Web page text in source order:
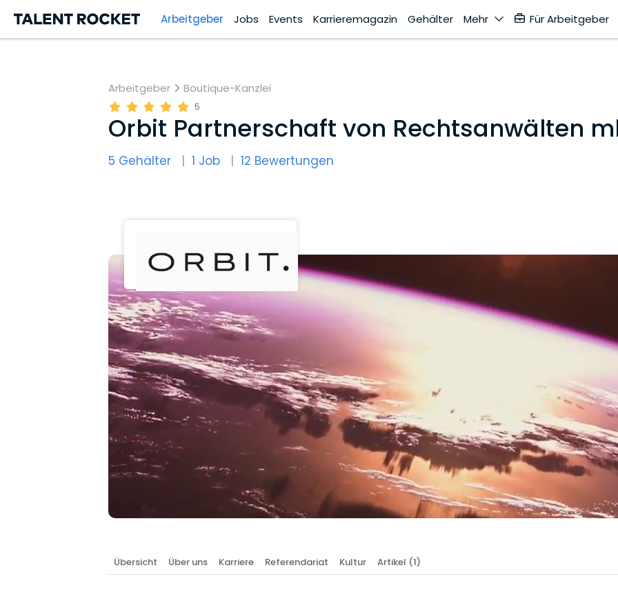
Arbeitgeber Jobs Events Karrieremagazin Gehälter Mehr Für Arbeitgeber
Arbeitgeber Boutique-Kanzlei
5
Orbit Partnerschaft von Rechtsanwälten
5 Gehälter 1 Job 12 Bewertungen
Übersicht Über uns Karriere Referendariat Kultur Artikel (1)